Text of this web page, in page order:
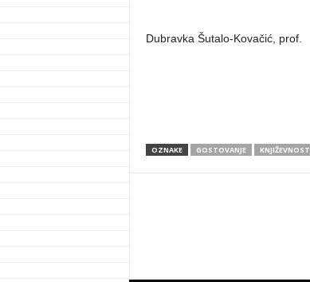
Dubravka Šutalo-Kovačić, prof.
OZNAKE GOSTOVANJE KNJIŽEVNOST